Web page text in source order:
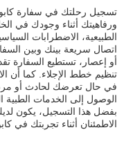
تسجيل رحلتك في سفارة
ورفاهيتك أثناء وجودك في
الطبيعية، الاضطرابات
اتصال سريعة بينك وبين
أو إعصار، تستطيع السفارة
تنظيم خطط الإجلاء. كما أن
في حال تعرضك لحادث أو
الوصول إلى الخدمات الطبية
بفضل هذا التسجيل، يكون
الاطمئنان أثناء تجربتك في